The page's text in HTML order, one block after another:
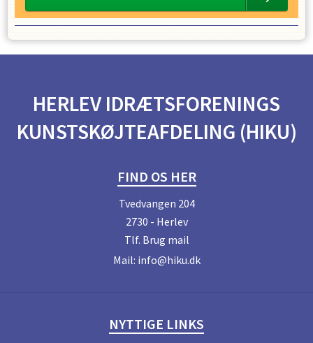
HERLEV IDRÆTSFORENINGS
KUNSTSKØJTEAFDELING (HIKU)
FIND OS HER
Tvedvangen 204
2730 - Herlev
Tlf. Brug mail
Mail: info@hiku.dk
NYTTIGE LINKS